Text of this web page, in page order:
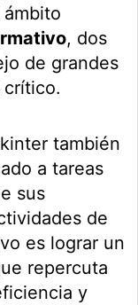
, dos
de grandes
también
a tareas
sus
de
es lograr un
repercuta
y